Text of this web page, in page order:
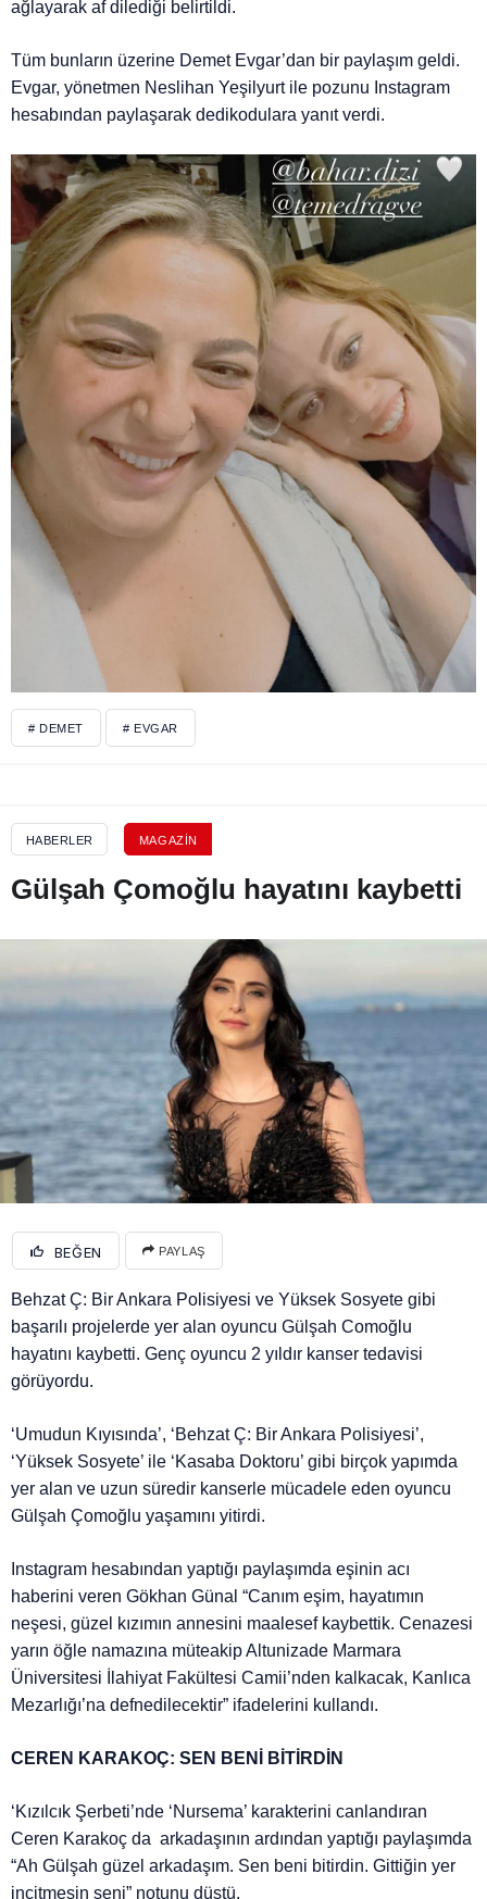
ağlayarak af dilediği belirtildi.
Tüm bunların üzerine Demet Evgar’dan bir paylaşım geldi.
Evgar, yönetmen Neslihan Yeşilyurt ile pozunu Instagram
hesabından paylaşarak dedikodulara yanıt verdi.
# DEMET # EVGAR
HABERLER MAGAZIN
Gülşah Çomoğlu hayatını kaybetti
BEĞEN PAYLAŞ
Behzat Ç: Bir Ankara Polisiyesi ve Yüksek Sosyete gibi
başarılı projelerde yer alan oyuncu Gülşah Comoğlu
hayatını kaybetti. Genç oyuncu 2 yıldır kanser tedavisi
görüyordu.
‘Umudun Kıyısında’, ‘Behzat Ç: Bir Ankara Polisiyesi’,
‘Yüksek Sosyete’ ile ‘Kasaba Doktoru’ gibi birçok yapımda
yer alan ve uzun süredir kanserle mücadele eden oyuncu
Gülşah Çomoğlu yaşamını yitirdi.
Instagram hesabından yaptığı paylaşımda eşinin acı
haberini veren Gökhan Günal “Canım eşim, hayatımın
neşesi, güzel kızımın annesini maalesef kaybettik. Cenazesi
yarın öğle namazına müteakip Altunizade Marmara
Üniversitesi İlahiyat Fakültesi Camii’nden kalkacak, Kanlıca
Mezarlığı’na defnedilecektir” ifadelerini kullandı.
CEREN KARAKOÇ: SEN BENİ BİTİRDİN
‘Kızılcık Şerbeti’nde ‘Nursema’ karakterini canlandıran
Ceren Karakoç da arkadaşının ardından yaptığı paylaşımda
“Ah Gülşah güzel arkadaşım. Sen beni bitirdin. Gittiğin yer
incitmesin seni” notunu düştü.